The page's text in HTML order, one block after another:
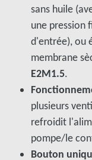
sans huile
une pression
d'entrée), ou
membrane
E2M1.5.
plusieurs
refroidit
pompe/le
Bouton